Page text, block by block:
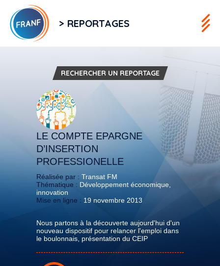
> REPORTAGES
RECHERCHER UN REPORTAGE
LE COMPTE EPARGNE
D’INSERTION
PROFESSIONELLE
Réalisée par : Transat FM
Thématique : Développement économique,
innovation
Mise en ligne : 19 novembre 2013
Nous partons à la découverte aujourd'hui d'un
nouveau dispositif pour relancer l'emploi dans
le boulonnais, présentation du CEIP